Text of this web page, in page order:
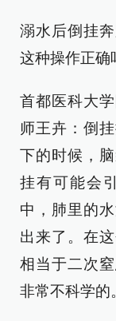
溺水后倒挂
这种操作正确
首都医科大
师王卉：倒
下的时候，
挂有可能会
中，肺里的
出来了。在
相当于二次
非常不科学的